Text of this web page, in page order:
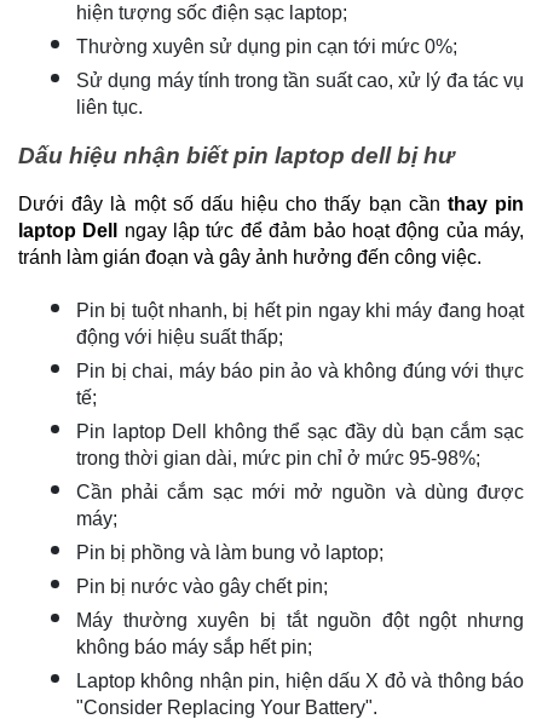
hiện tượng sốc điện sạc laptop;
Thường xuyên sử dụng pin cạn tới mức 0%;
Sử dụng máy tính trong tần suất cao, xử lý đa tác vụ
liên tục.
Dấu hiệu nhận biết pin laptop dell bị hư
Dưới đây là một số dấu hiệu cho thấy bạn cần thay pin
laptop Dell
ngay lập tức để đảm bảo hoạt động của máy,
tránh làm gián đoạn và gây ảnh hưởng đến công việc.
Pin bị tuột nhanh, bị hết pin ngay khi máy đang hoạt
động với hiệu suất thấp;
Pin bị chai, máy báo pin ảo và không đúng với thực
tế;
Pin laptop Dell không thể sạc đầy dù bạn cắm sạc
trong thời gian dài, mức pin chỉ ở mức 95-98%;
Cần phải cắm sạc mới mở nguồn và dùng được
máy;
Pin bị phồng và làm bung vỏ laptop;
Pin bị nước vào gây chết pin;
Máy thường xuyên bị tắt nguồn đột ngột nhưng
không báo máy sắp hết pin;
Laptop không nhận pin, hiện dấu X đỏ và thông báo
"Consider Replacing Your Battery".